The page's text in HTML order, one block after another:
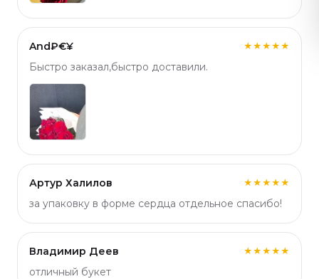
And₽€¥ ★★★★★
Быстро заказал,быстро доставили.
Артур Халилов ★★★★★
за упаковку в форме сердца отдельное спасибо!
Владимир Деев ★★★★★
отличный букет